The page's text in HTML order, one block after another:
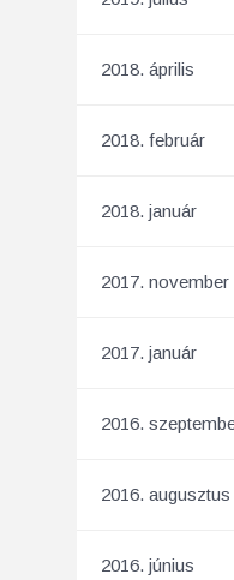
2018. április
2018. február
2018. január
2017. november
2017. január
2016.
2016. augusztus
2016. június